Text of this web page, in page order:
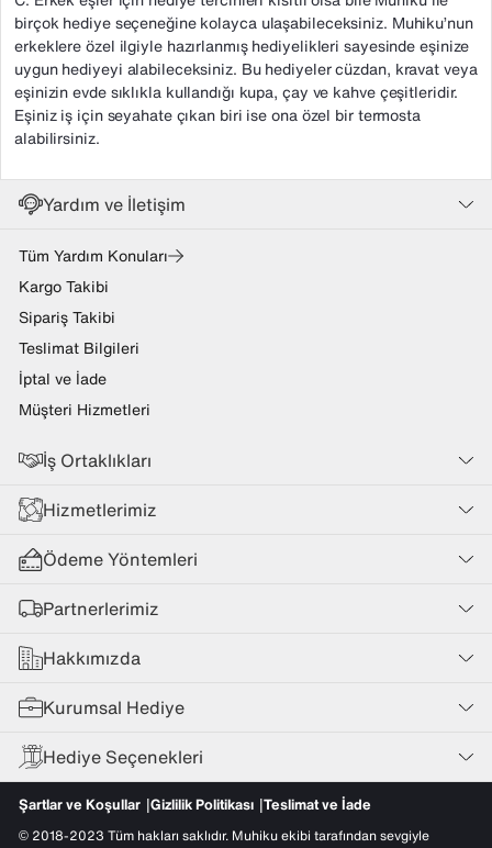
birçok hediye seçeneğine kolayca ulaşabileceksiniz. Muhiku’nun
erkeklere özel ilgiyle hazırlanmış hediyelikleri sayesinde eşinize
uygun hediyeyi alabileceksiniz. Bu hediyeler cüzdan, kravat veya
eşinizin evde sıklıkla kullandığı kupa, çay ve kahve çeşitleridir.
Eşiniz iş için seyahate çıkan biri ise ona özel bir termosta
alabilirsiniz.
Yardım ve İletişim
Tüm Yardım Konuları
Kargo Takibi
Sipariş Takibi
Teslimat Bilgileri
İptal ve İade
Müşteri Hizmetleri
İş Ortaklıkları
Hizmetlerimiz
Ödeme Yöntemleri
Partnerlerimiz
Hakkımızda
Kurumsal Hediye
Hediye Seçenekleri
Şartlar ve Koşullar Gizlilik Politikası Teslimat ve İade
© 2018-2023 Tüm hakları saklıdır. Muhiku ekibi tarafından sevgiyle